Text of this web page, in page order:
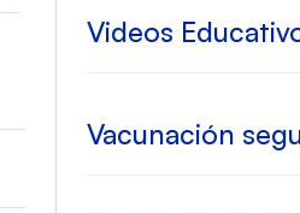
Videos
Vacunación